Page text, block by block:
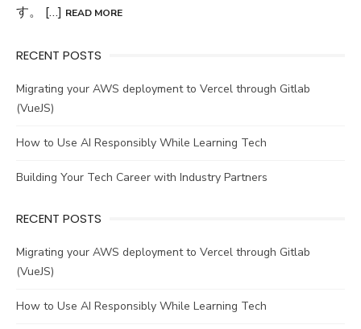
す。 […] READ MORE
RECENT POSTS
Migrating your AWS deployment to Vercel through Gitlab
(VueJS)
How to Use AI Responsibly While Learning Tech
Building Your Tech Career with Industry Partners
RECENT POSTS
Migrating your AWS deployment to Vercel through Gitlab
(VueJS)
How to Use AI Responsibly While Learning Tech